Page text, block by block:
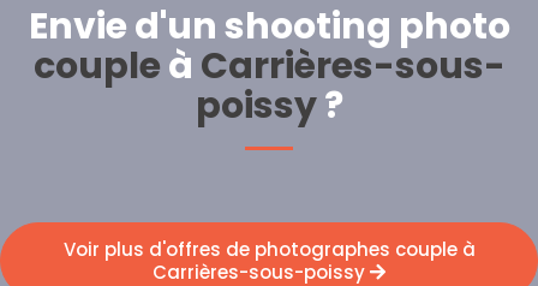
Envie d'un shooting photo
coupleà Carrières-sous-
poissy?
Voir plus d'offres de photographes couple à
Carrières-sous-poissy